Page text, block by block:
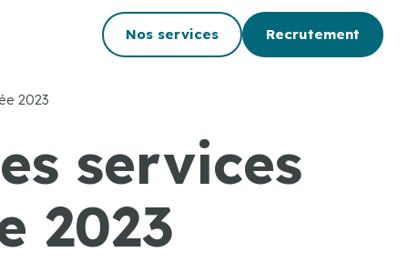
Nos services Recrutement
2023
services
2023